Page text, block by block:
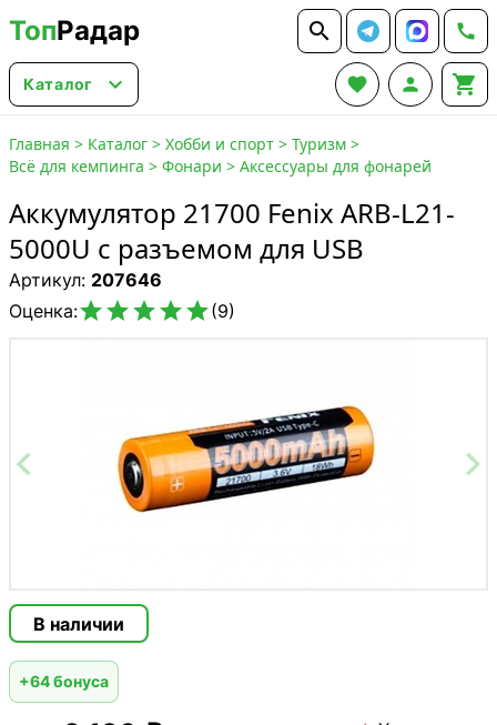
ТопРадар  
Каталог    
Главная > Каталог > Хобби и спорт > Туризм >
Всё для кемпинга > Фонари > Аксессуары для фонарей
Аккумулятор 21700 Fenix ARB-L21-
5000U с разъемом для USB
Артикул: 207646
Оценка:(9)
В наличии
+64 бонуса